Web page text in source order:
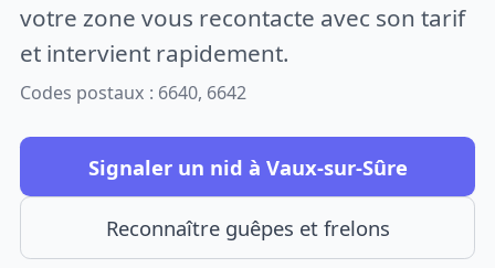
votre zone vous recontacte avec son tarif
et intervient rapidement.
Codes postaux : 6640, 6642
Signaler un nid à Vaux-sur-Sûre
Reconnaître guêpes et frelons